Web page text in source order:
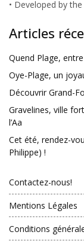
• Developed by
Articles
Quend Plage,
Oye-Plage, un
Découvrir Grand-
Gravelines, ville
l’Aa
Cet été, rendez-
Philippe) !
Contactez-nous!
Mentions Légales
Conditions